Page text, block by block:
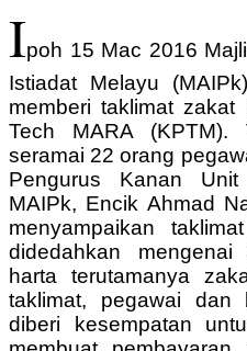
Ipoh 15 Mac 2016
Istiadat Melayu
memberi taklimat
Tech MARA (KPTM).
seramai 22 orang
Pengurus Kanan
MAIPk, Encik Ahmad
menyampaikan
didedahkan
harta terutamanya
taklimat, pegawai dan
diberi kesempatan